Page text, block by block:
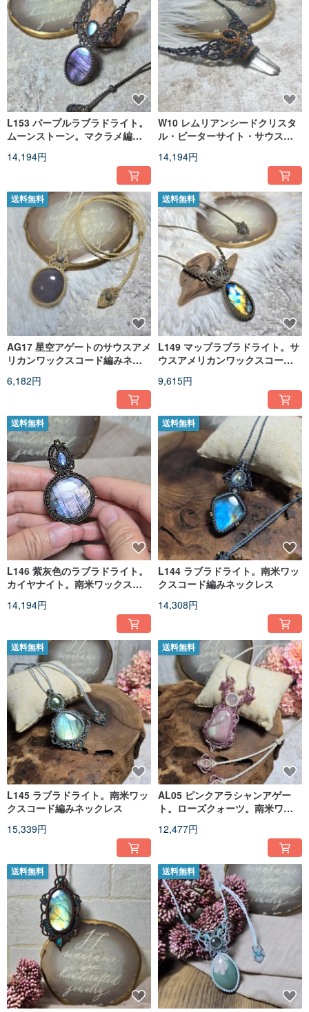
L153 パープルラブラドライト。
ムーンストーン。マクラメ編み
14,194円
W10 レムリアンシードクリスタ
ル・ピーターサイト・サウスア
ックレス
14,194円
送料無料
AG17 星空アゲートのサウスアメ
リカンワックスコード編みネッ
6,182円
送料無料
L149 マップラブラドライト。サ
ウスアメリカンワックスコード
9,615円
送料無料
L146 紫灰色のラブラドライト。
カイヤナイト。南米ワックスコ
14,194円
送料無料
L144 ラブラドライト。南米ワッ
クスコード編みネックレス
14,308円
送料無料
L145 ラブラドライト。南米ワッ
クスコード編みネックレス
15,339円
送料無料
AL05 ピンクアラシャンアゲー
ト。ローズクォーツ。南米ワッ
12,477円
送料無料 送料無料